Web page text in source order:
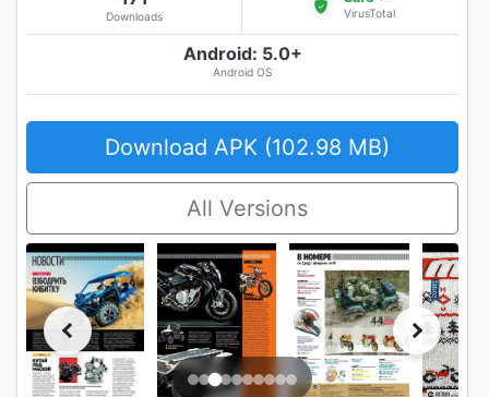
Downloads
VirusTotal
Android: 5.0+
Android OS
Download APK (102.98 MB)
All Versions